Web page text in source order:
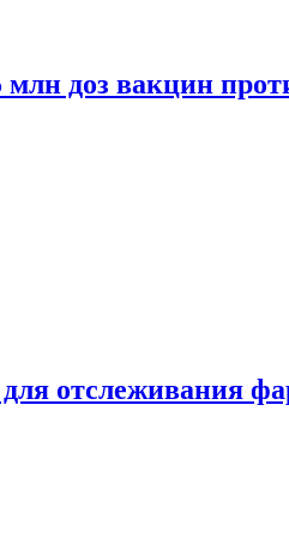
млн доз вакцин
отслеживания